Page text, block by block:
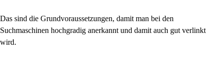
Das sind die Grundvoraussetzungen, damit man bei den
Suchmaschinen hochgradig anerkannt und damit auch gut verlinkt
wird.